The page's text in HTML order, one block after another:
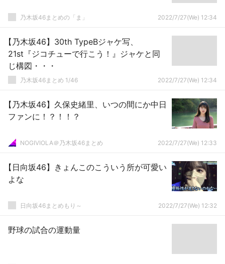
乃木坂46まとめの「ま」 2022/7/27(We) 12:34
【乃木坂46】30th TypeBジャケ写、
21st『ジコチューで行こう！』ジャケと同
じ構図・・・
乃木坂46まとめ 1/46 2022/7/27(We) 12:34
【乃木坂46】久保史緒里、いつの間にか中日
ファンに！？！！？
NOGIVIOLA＠乃木坂46まとめ 2022/7/27(We) 12:33
【日向坂46】きょんこのこういう所が可愛い
よな
日向坂46まとめもり～ 2022/7/27(We) 12:32
野球の試合の運動量